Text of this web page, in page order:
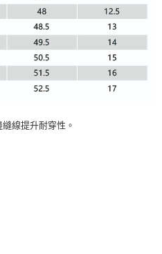
線提升耐穿性。